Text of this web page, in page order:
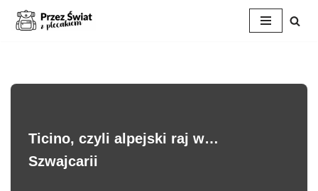
Ticino, czyli alpejski raj w…
Szwajcarii